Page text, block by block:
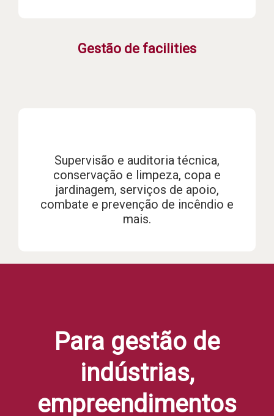
Gestão de facilities
Supervisão e auditoria técnica,
conservação e limpeza, copa e
jardinagem, serviços de apoio,
combate e prevenção de incêndio e
mais.
Para gestão de
indústrias,
empreendimentos